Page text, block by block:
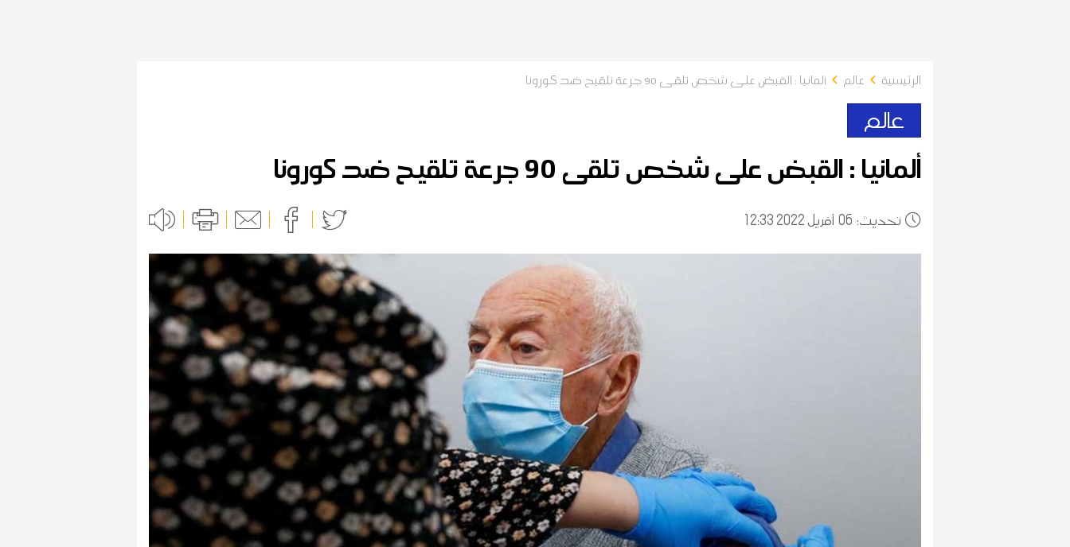
الرئيسية عالم ألمانيا : القبض على شخص تلقى 90 جرعة تلقيح ضد كورونا
عالم
ألمانيا : القبض على شخص تلقى 90 جرعة تلقيح ضد كورونا
:تحديث 0612:33 2022 أفريل